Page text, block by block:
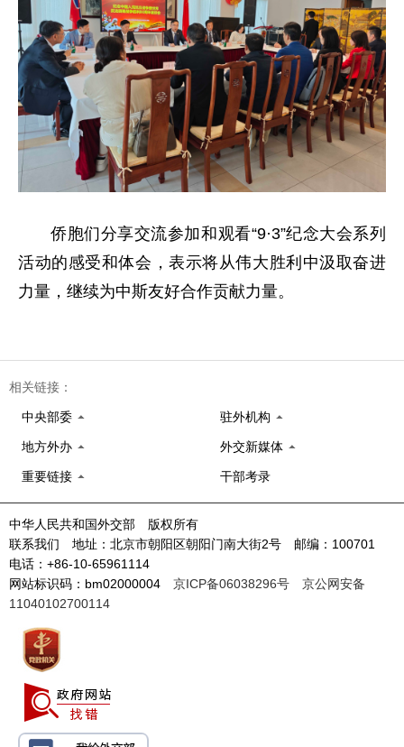
侨胞们分享交流参加和观看“9·3”纪念大会系列
活动的感受和体会，表示将从伟大胜利中汲取奋进
力量，继续为中斯友好合作贡献力量。
相关链接：
中央部委 驻外机构
地方外办 外交新媒体
重要链接 干部考录
中华人民共和国外交部 版权所有
联系我们 地址：北京市朝阳区朝阳门南大街2号 邮编：100701
电话：+86-10-65961114
网站标识码：bm02000004 京ICP备06038296号
京公网安备
11040102700114